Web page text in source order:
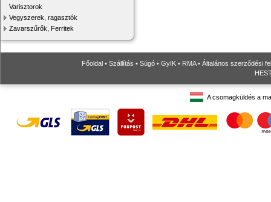
Varisztorok
Vegyszerek, ragasztók
Zavarszűrők, Ferritek
Főoldal • Szállítás • Súgó • GyIK • RMA• Általános szerződési
A csomagküldés a